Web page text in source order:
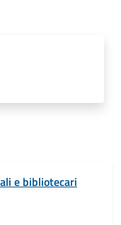
e bibliotecari